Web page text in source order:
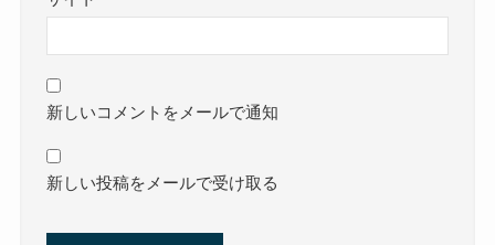
新しいコメントをメールで通知
新しい投稿をメールで受け取る